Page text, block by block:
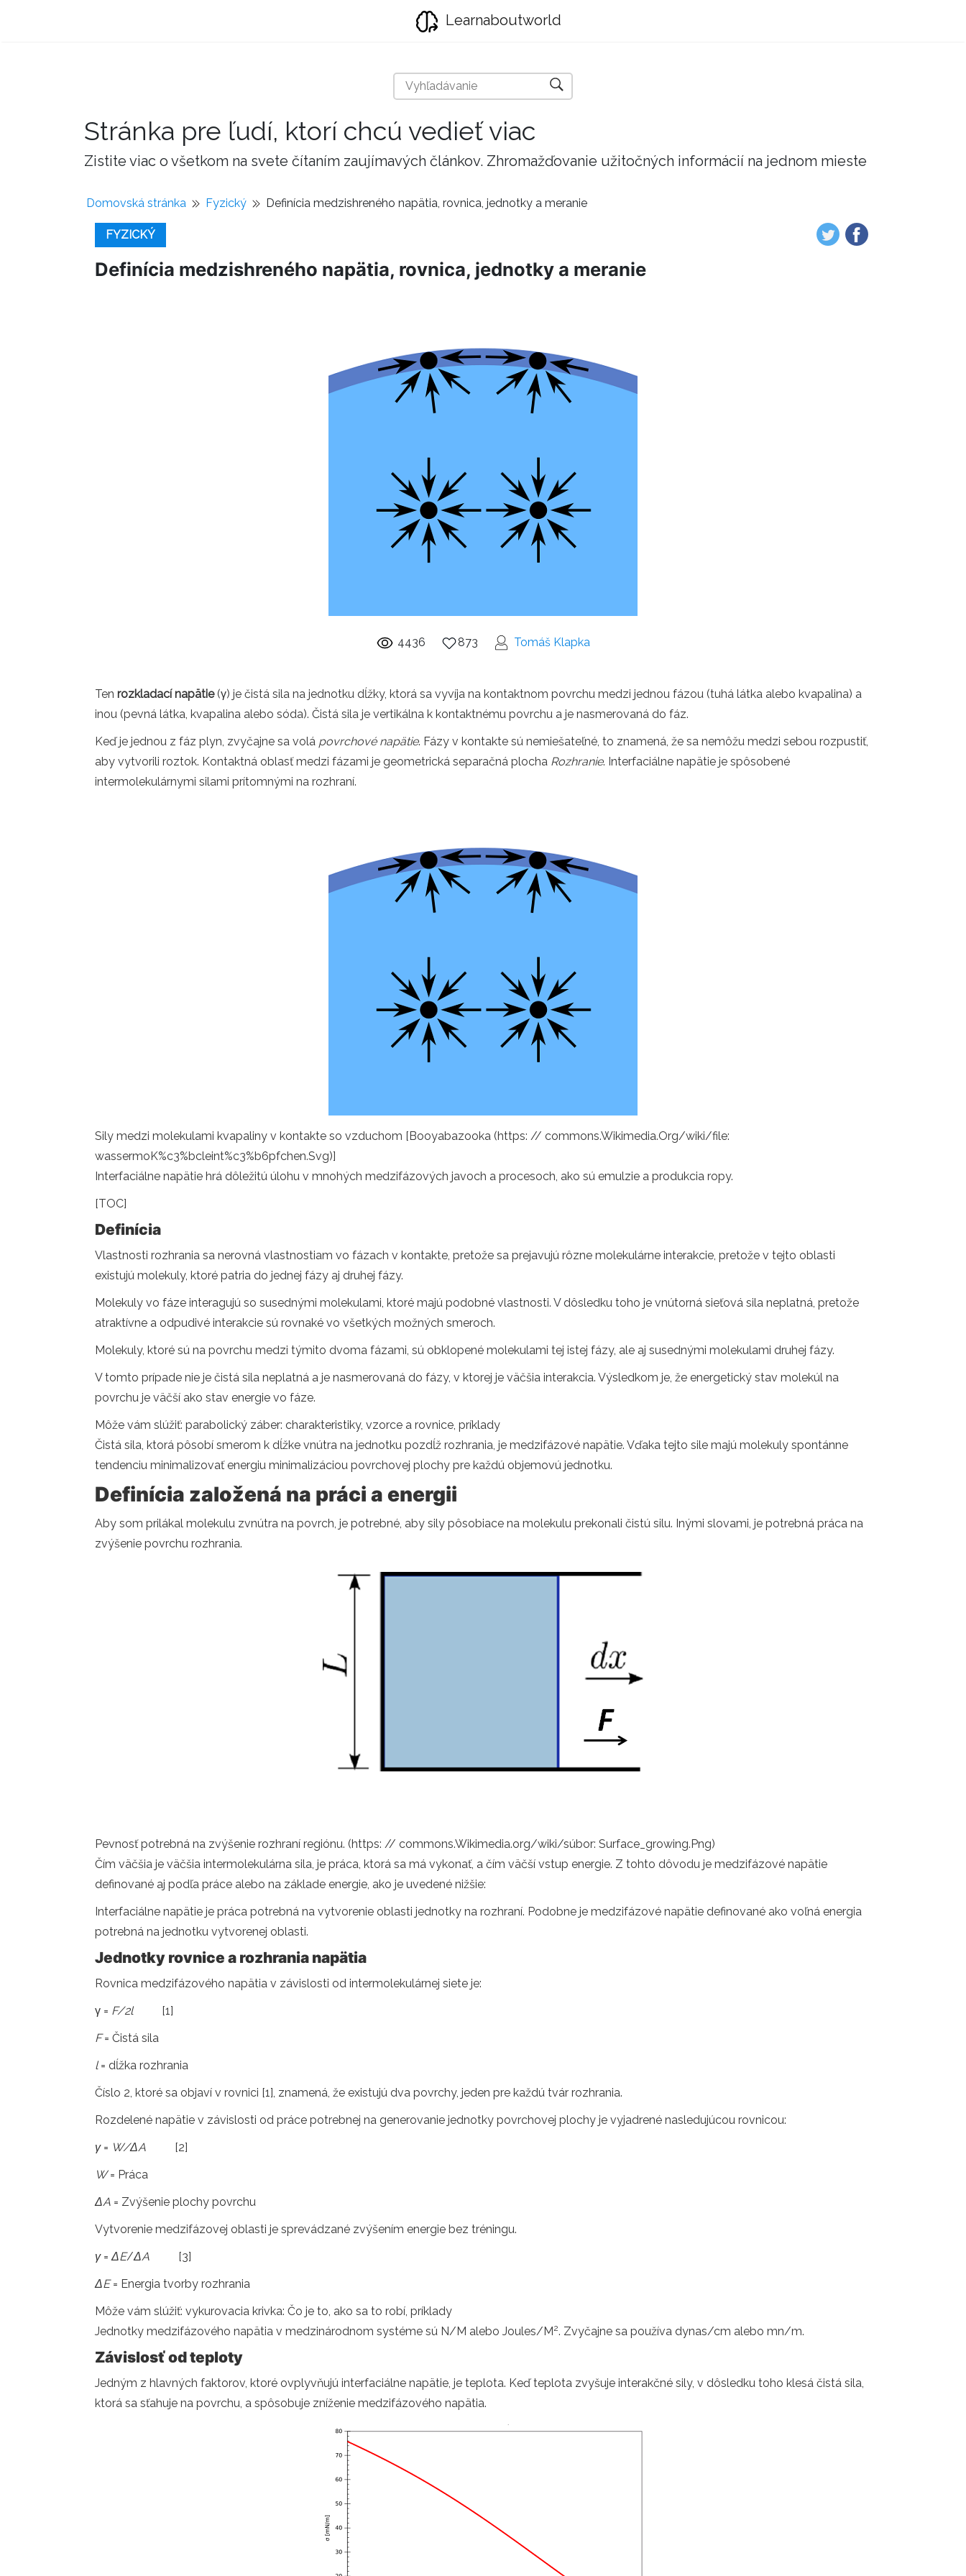
Learnaboutworld
Stránka pre ľudí, ktorí chcú vedieť viac
Zistite viac o všetkom na svete čítaním zaujímavých článkov. Zhromažďovanie užitočných informácií na jednom mieste
Domovská stránka Fyzický Definícia medzishreného napätia, rovnica, jednotky a meranie
FYZICKÝ
Definícia medzishreného napätia, rovnica, jednotky a meranie
4436 873 Tomáš Klapka
Ten rozkladací napätie (γ) je čistá sila na jednotku dĺžky, ktorá sa vyvíja na kontaktnom povrchu medzi jednou fázou (tuhá látka alebo kvapalina) a
inou (pevná látka, kvapalina alebo sóda). Čistá sila je vertikálna k kontaktnému povrchu a je nasmerovaná do fáz.
Keď je jednou z fáz plyn, zvyčajne sa volá povrchové napätie. Fázy v kontakte sú nemiešateľné, to znamená, že sa nemôžu medzi sebou rozpustiť,
aby vytvorili roztok. Kontaktná oblasť medzi fázami je geometrická separačná plocha Rozhranie. Interfaciálne napätie je spôsobené
intermolekulárnymi silami prítomnými na rozhraní.
Sily medzi molekulami kvapaliny v kontakte so vzduchom [Booyabazooka (https: // commons.Wikimedia.Org/wiki/file:
wassermoK%c3%bcleint%c3%b6pfchen.Svg)]
Interfaciálne napätie hrá dôležitú úlohu v mnohých medzifázových javoch a procesoch, ako sú emulzie a produkcia ropy.
[TOC]
Definícia
Vlastnosti rozhrania sa nerovná vlastnostiam vo fázach v kontakte, pretože sa prejavujú rôzne molekulárne interakcie, pretože v tejto oblasti
existujú molekuly, ktoré patria do jednej fázy aj druhej fázy.
Molekuly vo fáze interagujú so susednými molekulami, ktoré majú podobné vlastnosti. V dôsledku toho je vnútorná sieťová sila neplatná, pretože
atraktívne a odpudivé interakcie sú rovnaké vo všetkých možných smeroch.
Molekuly, ktoré sú na povrchu medzi týmito dvoma fázami, sú obklopené molekulami tej istej fázy, ale aj susednými molekulami druhej fázy.
V tomto prípade nie je čistá sila neplatná a je nasmerovaná do fázy, v ktorej je väčšia interakcia. Výsledkom je, že energetický stav molekúl na
povrchu je väčší ako stav energie vo fáze.
Môže vám slúžiť: parabolický záber: charakteristiky, vzorce a rovnice, príklady
Čistá sila, ktorá pôsobí smerom k dĺžke vnútra na jednotku pozdĺž rozhrania, je medzifázové napätie. Vďaka tejto sile majú molekuly spontánne
tendenciu minimalizovať energiu minimalizáciou povrchovej plochy pre každú objemovú jednotku.
Definícia založená na práci a energii
Aby som prilákal molekulu zvnútra na povrch, je potrebné, aby sily pôsobiace na molekulu prekonali čistú silu. Inými slovami, je potrebná práca na
zvýšenie povrchu rozhrania.
Pevnosť potrebná na zvýšenie rozhraní regiónu. (https: // commons.Wikimedia.org/wiki/súbor: Surface_growing.Png)
Čím väčšia je väčšia intermolekulárna sila, je práca, ktorá sa má vykonať, a čím väčší vstup energie. Z tohto dôvodu je medzifázové napätie
definované aj podľa práce alebo na základe energie, ako je uvedené nižšie:
Interfaciálne napätie je práca potrebná na vytvorenie oblasti jednotky na rozhraní. Podobne je medzifázové napätie definované ako voľná energia
potrebná na jednotku vytvorenej oblasti.
Jednotky rovnice a rozhrania napätia
Rovnica medzifázového napätia v závislosti od intermolekulárnej siete je:
γ = F/2l[1]
F= Čistá sila
l= dĺžka rozhrania
Číslo 2, ktoré sa objaví v rovnici [1], znamená, že existujú dva povrchy, jeden pre každú tvár rozhrania.
Rozdelené napätie v závislosti od práce potrebnej na generovanie jednotky povrchovej plochy je vyjadrené nasledujúcou rovnicou:
γ= W/ΔA [2]
W= Práca
ΔA = Zvýšenie plochy povrchu
Vytvorenie medzifázovej oblasti je sprevádzané zvýšením energie bez tréningu.
γ=ΔE/ΔA [3]
ΔE= Energia tvorby rozhrania
Môže vám slúžiť: vykurovacia krivka: Čo je to, ako sa to robí, príklady
Jednotky medzifázového napätia v medzinárodnom systéme sú N/M alebo Joules/M2. Zvyčajne sa používa dynas/cm alebo mn/m.
Závislosť od teploty
Jedným z hlavných faktorov, ktoré ovplyvňujú interfaciálne napätie, je teplota. Keď teplota zvyšuje interakčné sily, v dôsledku toho klesá čistá sila,
ktorá sa sťahuje na povrchu, a spôsobuje zníženie medzifázového napätia.